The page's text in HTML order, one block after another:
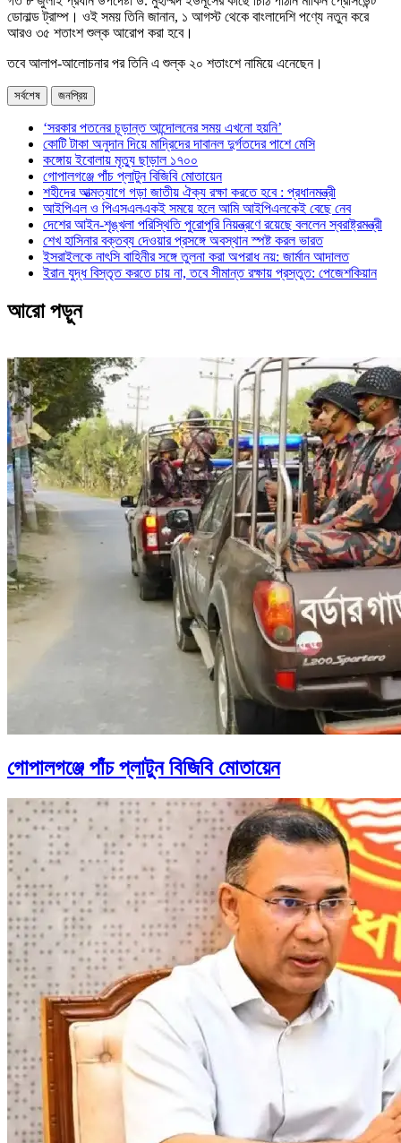
ডোনাল্ড ট্রাম্প। ওই সময় তিনি জানান, ১ আগস্ট থেকে বাংলাদেশি পণ্যে নতুন করে
আরও ৩৫ শতাংশ শুল্ক আরোপ করা হবে।
তবে আলাপ-আলোচনার পর তিনি এ শুল্ক ২০ শতাংশে নামিয়ে এনেছেন।
সর্বশেষ জনপ্রিয়
‘সরকার পতনের চূড়ান্ত আন্দোলনের সময় এখনো হয়নি’
কোটি টাকা অনুদান দিয়ে মাদ্রিদের দাবানল দুর্গতদের পাশে মেসি
কঙ্গোয় ইবোলায় মৃত্যু ছাড়াল ১৭০০
গোপালগঞ্জে পাঁচ প্লাটুন বিজিবি মোতায়েন
শহীদের আত্মত্যাগে গড়া জাতীয় ঐক্য রক্ষা করতে হবে : প্রধানমন্ত্রী
আইপিএল ও পিএসএলএকই সময়ে হলে আমি আইপিএলকেই বেছে নেব
দেশের আইন-শৃঙ্খলা পরিস্থিতি পুরোপুরি নিয়ন্ত্রণে রয়েছে বললেন স্বরাষ্ট্রমন্ত্রী
শেখ হাসিনার বক্তব্য দেওয়ার প্রসঙ্গে অবস্থান স্পষ্ট করল ভারত
ইসরাইলকে নাৎসি বাহিনীর সঙ্গে তুলনা করা অপরাধ নয়: জার্মান আদালত
ইরান যুদ্ধ বিস্তৃত করতে চায় না, তবে সীমান্ত রক্ষায় প্রস্তুত: পেজেশকিয়ান
আরো পড়ুন
গোপালগঞ্জে পাঁচ প্লাটুন বিজিবি মোতায়েন